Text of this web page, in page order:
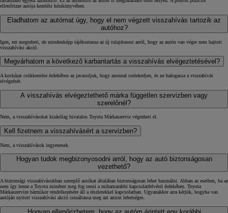
ellenőrizze autója kezelési kézikönyvében.
Eladhatom az autómat úgy, hogy el nem végzett visszahívás tartozik az
autóhoz?
Igen, ezt megteheti, de mindenképp tájékoztassa az új tulajdonost arról, hogy az autón van végre nem hajtott
visszahívási akció.
Megvárhatom a következő karbantartás a visszahívás elvégeztetésével?
A kockázat csökkentése érdekében az javasoljuk, hogy azonnal cselekedjen, és ne halogassa a visszahívás
elvégzését.
A visszahívás elvégeztethető márka független szervizben vagy
szerelőnél?
Nem, a visszahívásokat kizárólag hivatalos Toyota Márkaszerviz végezheti el.
Kell fizetnem a visszahívásért a szervizben?
Nem, a visszahívások ingyenesek.
Hogyan tudok megbizonyosodni arról, hogy az autó biztonságosan
vezethető?
A biztonsági visszahívásokban szereplő autókat általában biztonságosan lehet használni. Abban az esetben, ha az
nem így lenne a Toyota mindent meg fog tenni a mihamarabbi kapcsolatfelvétel érdekében. Toyota
Márkaszervize bármikor rendelkezésére áll a részletekkel kapcsolatban. Ugyanakkor arra kérjük, hogyha van
autóján nyitott visszahívási akció csináltassa meg azt amint lehetséges.